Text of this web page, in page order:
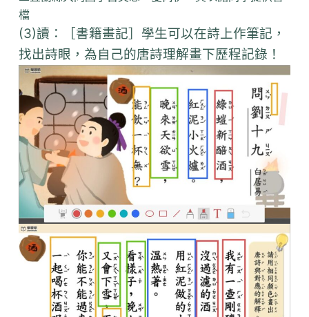
檔
(3)讀：［書籍畫記］學生可以在詩上作筆記，
找出詩眼，為自己的唐詩理解畫下歷程記錄！